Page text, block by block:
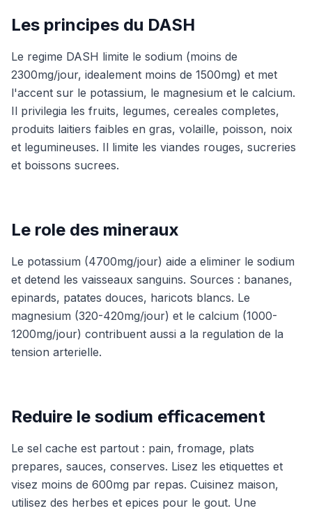
Les principes du DASH
Le regime DASH limite le sodium (moins de
2300mg/jour, idealement moins de 1500mg) et met
l'accent sur le potassium, le magnesium et le calcium.
Il privilegia les fruits, legumes, cereales completes,
produits laitiers faibles en gras, volaille, poisson, noix
et legumineuses. Il limite les viandes rouges, sucreries
et boissons sucrees.
Le role des mineraux
Le potassium (4700mg/jour) aide a eliminer le sodium
et detend les vaisseaux sanguins. Sources : bananes,
epinards, patates douces, haricots blancs. Le
magnesium (320-420mg/jour) et le calcium (1000-
1200mg/jour) contribuent aussi a la regulation de la
tension arterielle.
Reduire le sodium efficacement
Le sel cache est partout : pain, fromage, plats
prepares, sauces, conserves. Lisez les etiquettes et
visez moins de 600mg par repas. Cuisinez maison,
utilisez des herbes et epices pour le gout. Une